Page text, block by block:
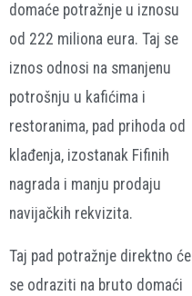
domaće potražnje u iznosu
od 222 miliona eura. Taj se
iznos odnosi na smanjenu
potrošnju u kafićima i
restoranima, pad prihoda od
klađenja, izostanak Fifinih
nagrada i manju prodaju
navijačkih rekvizita.
Taj pad potražnje direktno će
se odraziti na bruto domaći